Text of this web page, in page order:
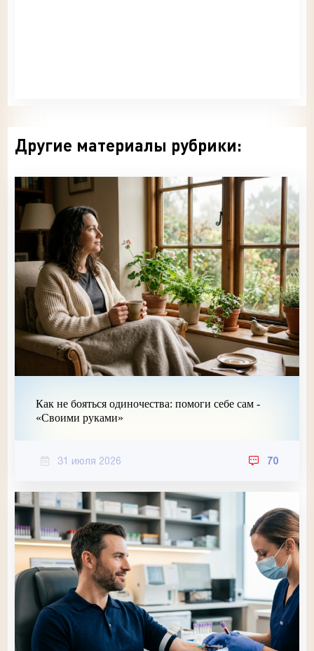
Другие материалы рубрики:
Как не бояться одиночества: помоги себе сам -
«Своими руками»
31 июля 2026 70